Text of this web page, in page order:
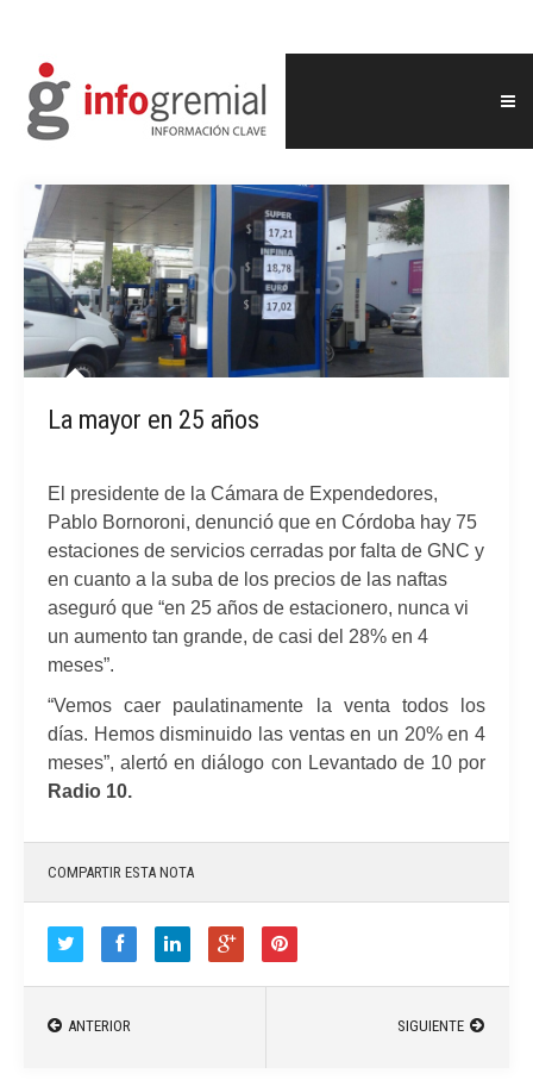
La mayor en 25 años
El presidente de la Cámara de Expendedores,
Pablo Bornoroni, denunció que en Córdoba hay 75
estaciones de servicios cerradas por falta de GNC y
en cuanto a la suba de los precios de las naftas
aseguró que “en 25 años de estacionero, nunca vi
un aumento tan grande, de casi del 28% en 4
meses”.
“Vemos caer paulatinamente la venta todos los
días. Hemos disminuido las ventas en un 20% en 4
meses”, alertó en diálogo con Levantado de 10 por
Radio 10.
COMPARTIR ESTA NOTA
ANTERIOR SIGUIENTE